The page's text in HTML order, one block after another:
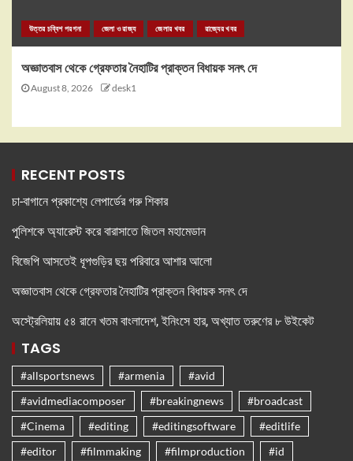
উত্তর চব্বিশ পরগনা জেলা ও রাজ্য জেলার খবর রাজ্যের খবর
অজ্ঞাতবাস থেকে গ্রেফতার নৈহাটির প্রাক্তন বিধায়ক সনৎ দে
August 8, 2026 desk1
RECENT POSTS
চা-বাগানে প্রকাশ্যে লেপার্ডের গরু শিকার
পুলিশকে অ্যারেস্ট করে বারাসাতে জিতল মহামেডান
বিজেপি আসতেই ধূপগুড়ির ছয় পরিবারে আশার আলো
অজ্ঞাতবাস থেকে গ্রেফতার নৈহাটির প্রাক্তন বিধায়ক সনৎ দে
অস্ট্রেলিয়ায় ৫৪ রানে খতম বাংলাদেশ, ইনিংসে হার, অখ্যাত তরুণের ৮ উইকেট
TAGS
#allsportsnews #armenia
#avid
#avidmediacomposer
#breakingnews
#broadcast
#Cinema
#editing #editingsoftware
#editlife
#editor
#filmmaking #filmproduction
#id